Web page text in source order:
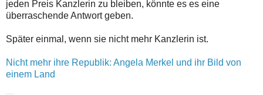
jeden Preis Kanzlerin zu bleiben, könnte es es eine
überraschende Antwort geben.
Später einmal, wenn sie nicht mehr Kanzlerin ist.
Nicht mehr ihre Republik: Angela Merkel und ihr Bild von
einem Land